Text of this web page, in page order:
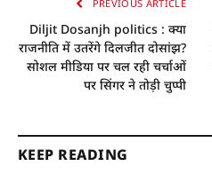
PREVIOUS ARTICLE
Diljit Dosanjh politics : क्या
राजनीति में उतरेंगे दिलजीत दोसांझ?
सोशल मीडिया पर चल रही चर्चाओं
पर सिंगर ने तोड़ी चुप्पी
KEEP READING